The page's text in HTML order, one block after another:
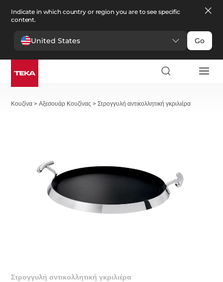
Indicate in which country or region you are to see specific
content.
United States Go
Κουζίνα >Αξεσουάρ Κουζίνας >Στρογγυλή αντικολλητική γκριλιέρα
Στρογγυλή αντικολλητική γκριλιέρα